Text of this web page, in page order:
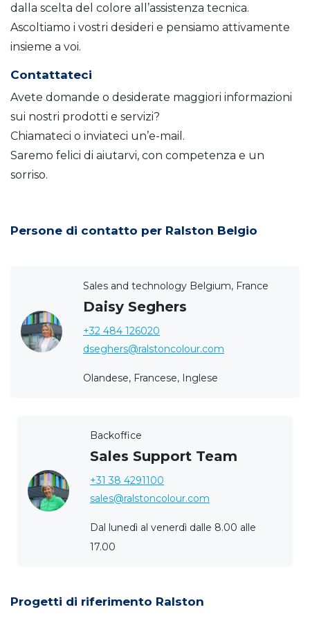
dalla scelta del colore all’assistenza tecnica.
Ascoltiamo i vostri desideri e pensiamo attivamente
insieme a voi.
Contattateci
Avete domande o desiderate maggiori informazioni
sui nostri prodotti e servizi?
Chiamateci o inviateci un’e-mail.
Saremo felici di aiutarvi, con competenza e un
sorriso.
Persone di contatto per Ralston Belgio
Sales and technology Belgium, France
Daisy Seghers
+32 484 126020
dseghers@ralstoncolour.com
Olandese, Francese, Inglese
Backoffice
Sales Support Team
+31 38 4291100
sales@ralstoncolour.com
Dal lunedì al venerdì dalle 8.00 alle
17.00
Progetti di riferimento Ralston